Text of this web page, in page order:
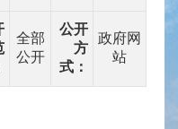
全部
公开
公开
方
式：
政府网
站